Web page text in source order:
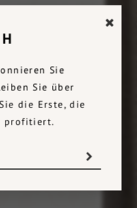
Sie
Sie über
die Erste, die
profitiert.